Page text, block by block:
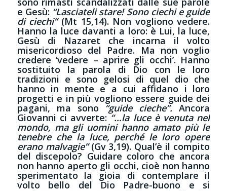
e Gesù: “Lasciateli stare! Sono ciechi e guide
di ciechi”(Mt 15,14). Non vogliono vedere.
Hanno la luce davanti a loro: è Lui, la luce,
Gesù di Nazaret che incarna il volto
misericordioso del Padre. Ma non voglio
credere ‘vedere – aprire gli occhi’. Hanno
sostituito la parola di Dio con le loro
tradizioni e sono gelosi di quel dio che
hanno in mente e a cui affidano i loro
progetti e in più vogliono essere guide dei
pagani, ma sono “guide cieche”.Ancora
Giovanni ci avverte:“…la luce è venuta nel
mondo, ma gli uomini hanno amato più le
tenebre che la luce, perché le loro opere
erano malvagie”(Gv 3,19). Qual’è il compito
del discepolo? Guidare coloro che ancora
non hanno aperto gli occhi, cioè non hanno
sperimentato la gioia di contemplare il
volto bello del Dio Padre-buono e si